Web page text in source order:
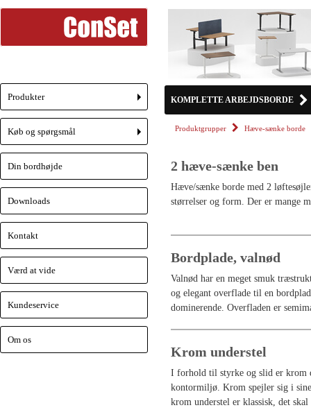
KOMPLETTE ARBEJDSBORDE
Produktgrupper Hæve-sænke borde
2 hæve-sænke ben
Hæve/sænke borde med 2
størrelser og form. Der er mange
Bordplade, valnød
Valnød har en meget smuk
og elegant overflade til en
dominerende. Overfladen er
Krom understel
I forhold til styrke og slid er krom
kontormiljø. Krom spejler sig i
krom understel er klassisk, det
+
Produkter
+
Køb og spørgsmål
Din bordhøjde
Downloads
Kontakt
Værd at vide
Kundeservice
Om os